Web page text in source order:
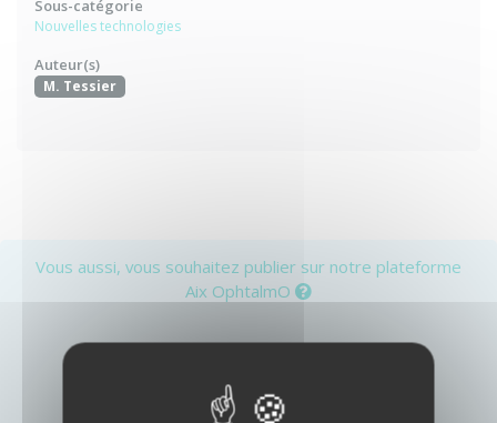
Sous-catégorie
Nouvelles technologies
Auteur(s)
M. Tessier
Vous aussi, vous souhaitez publier sur notre plateforme
Aix OphtalmO
Créer un compte